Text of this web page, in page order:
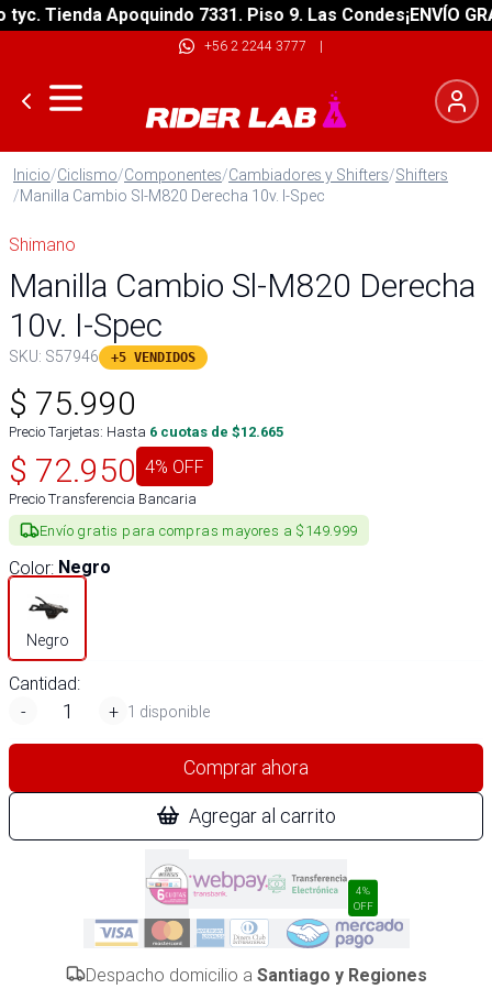
Tienda Apoquindo 7331. Piso 9. Las Condes¡ENVÍO
+56 2 2244 3777 |
Inicio/Ciclismo/Componentes/Cambiadores y Shifters/Shifters
/Manilla Cambio Sl-M820 Derecha 10v. I-Spec
Shimano
Manilla Cambio Sl-M820 Derecha
10v. I-Spec
SKU: S57946 +5 VENDIDOS
$ 75.990
Precio Tarjetas: Hasta 6 cuotas de $12.665
$ 72.950 4% OFF
Precio Transferencia Bancaria
Envío gratis para compras mayores a $149.999
Color: Negro
Negro
Cantidad:
-
+ 1 disponible
Comprar ahora
Agregar al carrito
4%
OFF
Despacho domicilio a Santiago y Regiones